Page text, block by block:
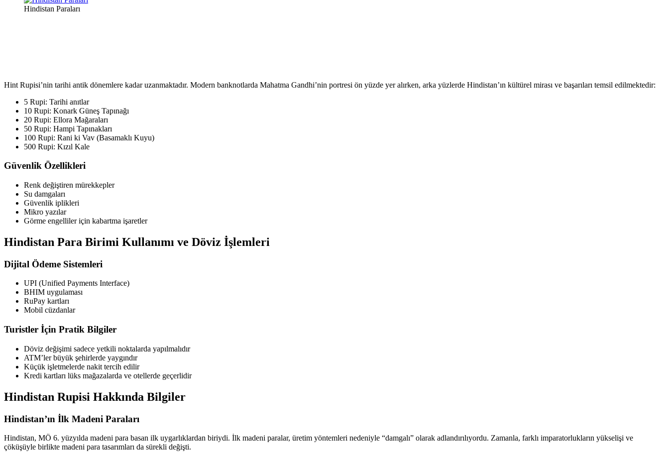
Hindistan Paraları
Hint Rupisi’nin tarihi antik dönemlere kadar uzanmaktadır. Modern banknotlarda Mahatma Gandhi’nin portresi ön yüzde yer alırken, arka yüzlerde Hindistan’ın kültürel mirası ve başarıları temsil edilmektedir:
5 Rupi: Tarihi anıtlar
10 Rupi: Konark Güneş Tapınağı
20 Rupi: Ellora Mağaraları
50 Rupi: Hampi Tapınakları
100 Rupi: Rani ki Vav (Basamaklı Kuyu)
500 Rupi: Kızıl Kale
Güvenlik Özellikleri
Renk değiştiren mürekkepler
Su damgaları
Güvenlik iplikleri
Mikro yazılar
Görme engelliler için kabartma işaretler
Hindistan Para Birimi Kullanımı ve Döviz İşlemleri
Dijital Ödeme Sistemleri
UPI (Unified Payments Interface)
BHIM uygulaması
RuPay kartları
Mobil cüzdanlar
Turistler İçin Pratik Bilgiler
Döviz değişimi sadece yetkili noktalarda yapılmalıdır
ATM’ler büyük şehirlerde yaygındır
Küçük işletmelerde nakit tercih edilir
Kredi kartları lüks mağazalarda ve otellerde geçerlidir
Hindistan Rupisi Hakkında Bilgiler
Hindistan’ın İlk Madeni Paraları
Hindistan, MÖ 6. yüzyılda madeni para basan ilk uygarlıklardan biriydi. İlk madeni paralar, üretim yöntemleri nedeniyle “damgalı” olarak adlandırılıyordu. Zamanla, farklı imparatorlukların yükselişi ve
çöküşüyle birlikte madeni para tasarımları da sürekli değişti.